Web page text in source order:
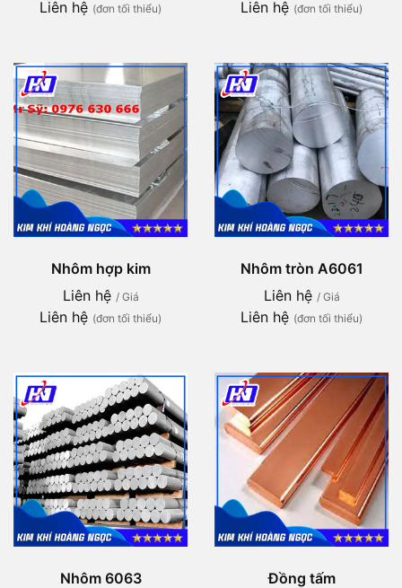
Liên hệ (đơn tối thiểu) Liên hệ (đơn tối thiểu)
Nhôm hợp kim
Liên hệ / Giá
Liên hệ (đơn tối thiểu)
Nhôm tròn A6061
Liên hệ / Giá
Liên hệ (đơn tối thiểu)
Nhôm 6063
Đồng tấm